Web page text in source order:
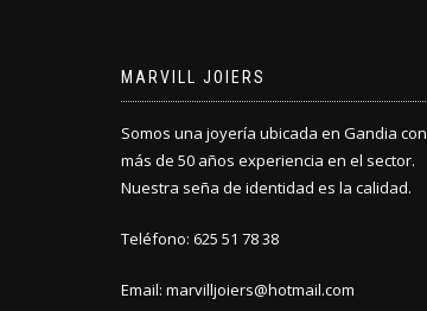
MARVILL JOIERS
Somos una joyería ubicada en Gandia con
más de 50 años experiencia en el sector.
Nuestra seña de identidad es la calidad.
Teléfono: 625 51 78 38
Email: marvilljoiers@hotmail.com